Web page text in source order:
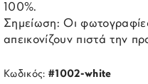
100%.
Σημείωση: Οι
απεικονίζουν πιστά την
Κωδικός:#1002-white